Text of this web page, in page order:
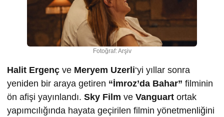
Fotoğraf: Arşiv
Halit Ergenç ve Meryem Uzerli‘yi yıllar sonra
yeniden bir araya getiren “İmroz’da Bahar” filminin
ön afişi yayınlandı. Sky Film ve Vanguart ortak
yapımcılığında hayata geçirilen filmin yönetmenliğini